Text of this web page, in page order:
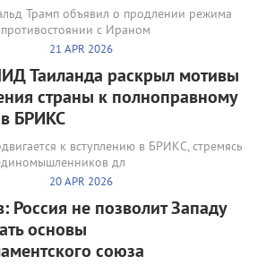
Трамп объявил о продлении режима
с Ираном
21 APR 2026
Таиланда раскрыл мотивы
страны к полноправному
в БРИКС
к вступлению в БРИКС, стремясь
дл
20 APR 2026
Россия не позволит Западу
основы
союза